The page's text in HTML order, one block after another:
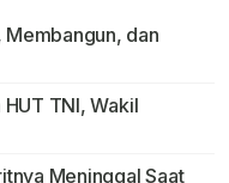
dan
HUT TNI, Wakil
Meninggal Saat